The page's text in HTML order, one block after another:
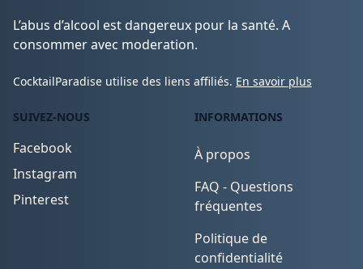
L’abus d’alcool est dangereux pour la santé. A
consommer avec moderation.
CocktailParadise utilise des liens affiliés. En savoir plus
SUIVEZ-NOUS
Facebook
Instagram
Pinterest
INFORMATIONS
À propos
FAQ - Questions
fréquentes
Politique de
confidentialité